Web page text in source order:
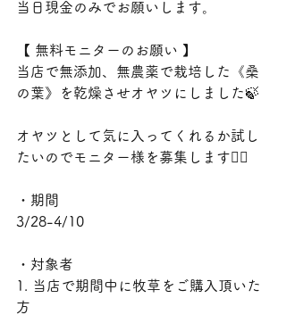
当日現金のみでお願いします。
【 無料モニターのお願い 】
当店で無添加、無農薬で栽培した《桑
の葉》を乾燥させオヤツにしました🍃
オヤツとして気に入ってくれるか試し
たいのでモニター様を募集します🙇‍♀️
・期間
3/28-4/10
・対象者
1. 当店で期間中に牧草をご購入頂いた
方